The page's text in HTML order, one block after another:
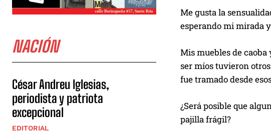
NACIÓN
César Andreu Iglesias,
periodista y patriota
excepcional
EDITORIAL
r
a
d
Me gusta la
esperando mi mirada
Mis muebles de
ser míos tuvieron
fue tramado desde
¿Será posible que
pajilla frágil?